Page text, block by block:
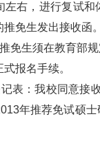
，进行复试和
免生发出接收函。
生须在教育部规
报名手续。
：我校同意接收
年推荐免试硕